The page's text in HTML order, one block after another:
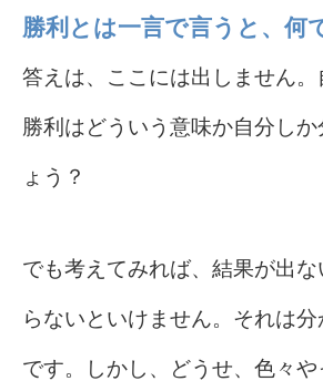
勝利とは一言で言うと、何
答えは、ここには出しません。
勝利はどういう意味か自分し
ょう？
でも考えてみれば、結果が出
らないといけません。それは
です。しかし、どうせ、色々